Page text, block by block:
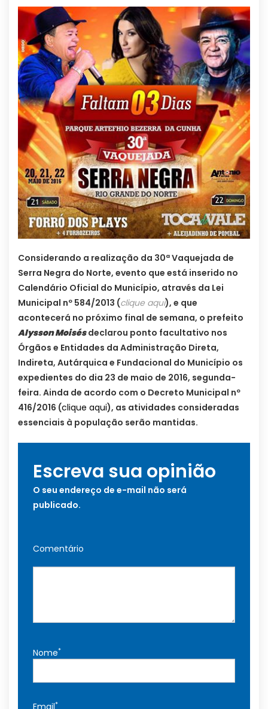
Considerando a realização da 30ª Vaquejada de
Serra Negra do Norte, evento que está inserido no
Calendário Oficial do Município, através da Lei
Municipal nº 584/2013 (clique aqui), e que
acontecerá no próximo final de semana, o prefeito
Alysson Moisésdeclarou ponto facultativo nos
Órgãos e Entidades da Administração Direta,
Indireta, Autárquica e Fundacional do Município os
expedientes do dia 23 de maio de 2016, segunda-
feira. Ainda de acordo com o Decreto Municipal nº
416/2016 (clique aqui), as atividades consideradas
essenciais à população serão mantidas.
Escreva sua opinião
O seu endereço de e-mail não será
publicado.
Comentário
Nome*
*